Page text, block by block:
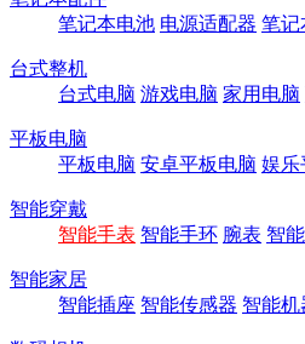
笔记本电池 电源适配器 笔记
台式整机
台式电脑 游戏电脑 家用电脑
平板电脑
平板电脑 安卓平板电脑 娱乐
智能穿戴
智能手表 智能手环 腕表 智
智能家居
智能插座 智能传感器 智能机